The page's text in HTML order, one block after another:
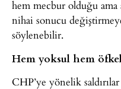
hem mecbur olduğu ama
nihai sonucu
söylenebilir.
Hem yoksul hem
CHP’ye yönelik